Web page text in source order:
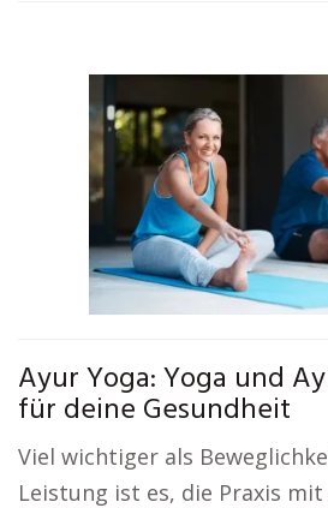
Ayur Yoga: Yoga und
für deine Gesundheit
Viel wichtiger als
Leistung ist es, die Praxis